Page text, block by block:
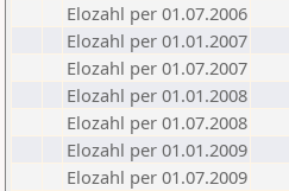
Elozahl per 01.07.2006
Elozahl per 01.01.2007
Elozahl per 01.07.2007
Elozahl per 01.01.2008
Elozahl per 01.07.2008
Elozahl per 01.01.2009
Elozahl per 01.07.2009